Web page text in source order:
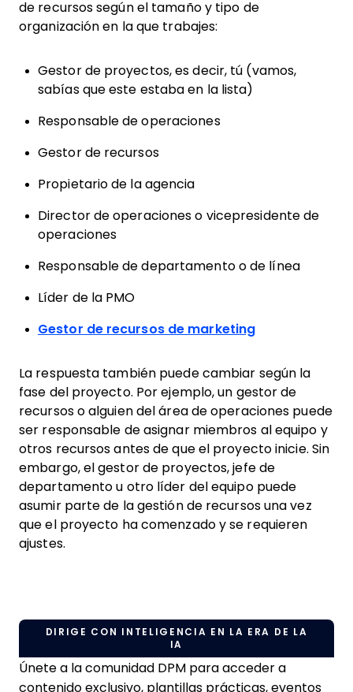
de recursos según el tamaño y tipo de
organización en la que trabajes:
Gestor de proyectos, es decir, tú (vamos,
sabías que este estaba en la lista)
Responsable de operaciones
Gestor de recursos
Propietario de la agencia
Director de operaciones o vicepresidente de
operaciones
Responsable de departamento o de línea
Líder de la PMO
Gestor de recursos de marketing
La respuesta también puede cambiar según la
fase del proyecto. Por ejemplo, un gestor de
recursos o alguien del área de operaciones puede
ser responsable de asignar miembros al equipo y
otros recursos antes de que el proyecto inicie. Sin
embargo, el gestor de proyectos, jefe de
departamento u otro líder del equipo puede
asumir parte de la gestión de recursos una vez
que el proyecto ha comenzado y se requieren
ajustes.
DIRIGE CON INTELIGENCIA EN LA ERA DE LA
IA
Únete a la comunidad DPM para acceder a
contenido exclusivo, plantillas prácticas, eventos